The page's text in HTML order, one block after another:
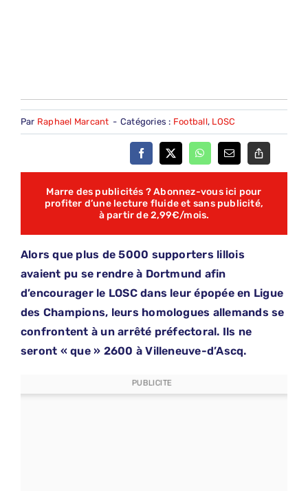
Par Raphael Marcant - Catégories : Football, LOSC
Marre des publicités ? Abonnez-vous ici pour
profiter d’une lecture fluide et sans publicité,
à partir de 2,99€/mois.
Alors que plus de 5000 supporters lillois
avaient pu se rendre à Dortmund afin
d’encourager le LOSC dans leur épopée en Ligue
des Champions, leurs homologues allemands se
confrontent à un arrêté préfectoral. Ils ne
seront « que » 2600 à Villeneuve-d’Ascq.
PUBLICITE